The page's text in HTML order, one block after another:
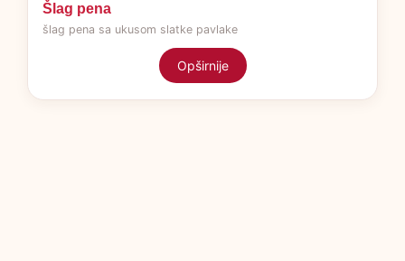
Šlag pena
šlag pena sa ukusom slatke pavlake
Opširnije